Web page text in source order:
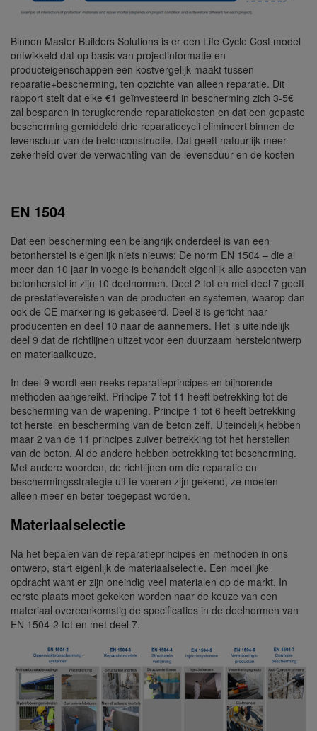
Binnen Master Builders Solutions is er een Life Cycle Cost model
ontwikkeld dat op basis van projectinformatie en
producteigenschappen een kostvergelijk maakt tussen
reparatie+bescherming, ten opzichte van alleen reparatie. Dit
rapport stelt dat elke €1 geïnvesteerd in bescherming zich 3-5€
zal besparen in terugkerende reparatiekosten en dat een gepaste
bescherming gemiddeld drie reparatiecycli elimineert binnen de
levensduur van de betonconstructie. Dat geeft natuurlijk meer
zekerheid over de verwachting van de levensduur en de kosten
EN 1504
Dat een bescherming een belangrijk onderdeel is van een
betonherstel is eigenlijk niets nieuws; De norm EN 1504 – die al
meer dan 10 jaar in voege is behandelt eigenlijk alle aspecten van
betonherstel in zijn 10 deelnormen. Deel 2 tot en met deel 7 geeft
de prestatievereisten van de producten en systemen, waarop dan
ook de CE markering is gebaseerd. Deel 8 is gericht naar
producenten en deel 10 naar de aannemers. Het is uiteindelijk
deel 9 dat de richtlijnen uitzet voor een duurzaam herstelontwerp
en materiaalkeuze.
In deel 9 wordt een reeks reparatieprincipes en bijhorende
methoden aangereikt. Principe 7 tot 11 heeft betrekking tot de
bescherming van de wapening. Principe 1 tot 6 heeft betrekking
tot herstel en bescherming van de beton zelf. Uiteindelijk hebben
maar 2 van de 11 principes zuiver betrekking tot het herstellen
van de beton. Al de andere hebben betrekking tot bescherming.
Met andere woorden, de richtlijnen om die reparatie en
beschermingsstrategie uit te voeren zijn gekend, ze moeten
alleen meer en beter toegepast worden.
Materiaalselectie
Na het bepalen van de reparatieprincipes en methoden in ons
ontwerp, start eigenlijk de materiaalselectie. Een moeilijke
opdracht want er zijn oneindig veel materialen op de markt. In
eerste plaats moet gekeken worden naar de keuze van een
materiaal overeenkomstig de specificaties in de deelnormen van
EN 1504-2 tot en met deel 7.